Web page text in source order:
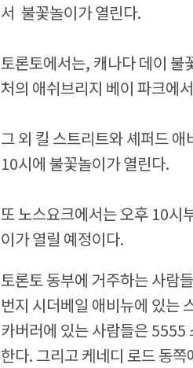
서 불꽃놀이가 열린다.
토론토에서는, 캐나다 데이 불
처의 애쉬브리지 베이 파크에
그 외 킬 스트리트와 셰퍼드
10시에 불꽃놀이가 열린다.
또 노스요크에서는 오후 10시
이가 열릴 예정이다.
토론토 동부에 거주하는 사람
번지 시더베일 애비뉴에 있는
카버러에 있는 사람들은 5555
한다. 그리고 케네디 로드 동